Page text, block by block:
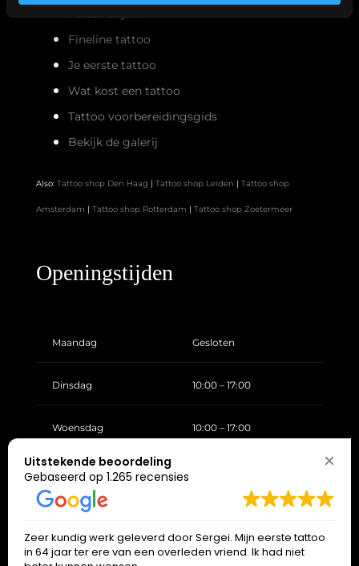
Tattoo stijlen
Fineline tattoo
Je eerste tattoo
Wat kost een tattoo
Tattoo voorbereidingsgids
Bekijk de galerij
Also: Tattoo shop Den Haag | Tattoo shop Leiden | Tattoo shop
Amsterdam | Tattoo shop Rotterdam | Tattoo shop Zoetermeer
Openingstijden
Maandag Gesloten
Dinsdag 10:00 – 17:00
Woensdag 10:00 – 17:00
Donderdag
Vrijdag
Zaterdag 10:00 – 17:00
Uitstekende beoordeling
Gebaseerd op 1.265 recensies
Zeer kundig werk geleverd door Sergei. Mijn eerste tattoo
in 64 jaar ter ere van een overleden vriend. Ik had niet